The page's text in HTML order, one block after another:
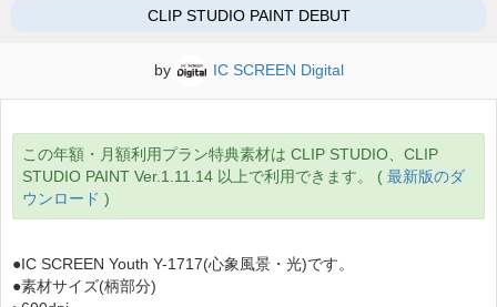
CLIP STUDIO PAINT DEBUT
by IC SCREEN Digital
この年額・月額利用プラン特典素材は CLIP STUDIO、CLIP
STUDIO PAINT Ver.1.11.14 以上で利用できます。 ( 最新版のダ
ウンロード )
●IC SCREEN Youth Y-1717(心象風景・光)です。
●素材サイズ(柄部分)